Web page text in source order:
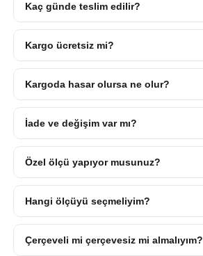
Kaç günde teslim edilir?
Kargo ücretsiz mi?
Kargoda hasar olursa ne olur?
İade ve değişim var mı?
Özel ölçü yapıyor musunuz?
Hangi ölçüyü seçmeliyim?
Çerçeveli mi çerçevesiz mi almalıyım?